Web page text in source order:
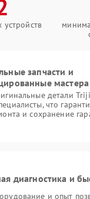
запчасти и
мастера
детали
что
и сохранение
диагностика и
и опыт